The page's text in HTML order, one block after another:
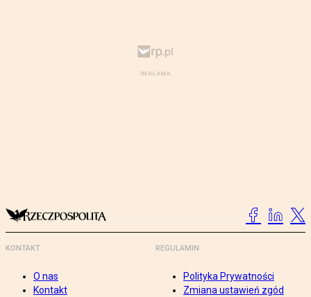
KONTAKT
O nas
Kontakt
REGULAMIN
Polityka Prywatności
Zmiana ustawień zgód